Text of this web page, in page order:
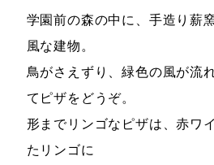
学園前の森の中に、手造り薪
風な建物。
鳥がさえずり、緑色の風が流
てピザをどうぞ。
形までリンゴなピザは、赤ワ
たリンゴに